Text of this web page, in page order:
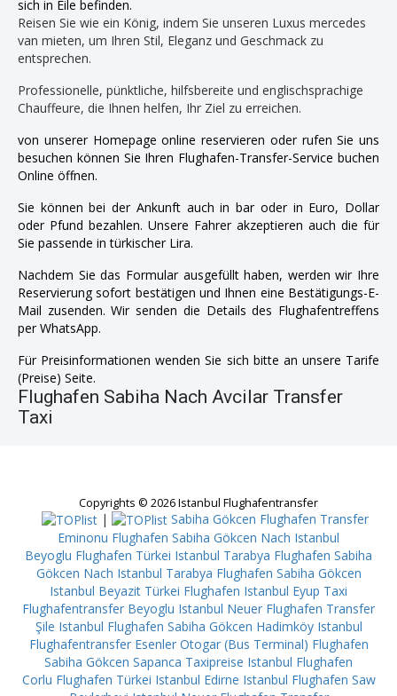
sich in Eile befinden.
Reisen Sie wie ein König, indem Sie unseren Luxus mercedes
van mieten, um Ihren Stil, Eleganz und Geschmack zu
entsprechen.
Professionelle, pünktliche, hilfsbereite und englischsprachige
Chauffeure, die Ihnen helfen, Ihr Ziel zu erreichen.
von unserer Homepage online reservieren oder rufen Sie uns
besuchen können Sie Ihren Flughafen-Transfer-Service buchen
Online öffnen.
Sie können bei der Ankunft auch in bar oder in Euro, Dollar
oder Pfund bezahlen. Unsere Fahrer akzeptieren auch die für
Sie passende in türkischer Lira.
Nachdem Sie das Formular ausgefüllt haben, werden wir Ihre
Reservierung sofort bestätigen und Ihnen eine Bestätigungs-E-
Mail zusenden. Wir senden die Details des Flughafentreffens
per WhatsApp.
Für Preisinformationen wenden Sie sich bitte an unsere Tarife
(Preise) Seite.
Flughafen Sabiha Nach Avcilar Transfer
Taxi
Copyrights © 2026 Istanbul Flughafentransfer
|
Sabiha Gökcen Flughafen Transfer
Eminonu Flughafen Sabiha Gökcen Nach Istanbul
Beyoglu Flughafen Türkei Istanbul Tarabya Flughafen Sabiha
Gökcen Nach Istanbul Tarabya Flughafen Sabiha Gökcen
Istanbul Beyazit Türkei Flughafen Istanbul Eyup Taxi
Flughafentransfer Beyoglu Istanbul Neuer Flughafen Transfer
Şile Istanbul Flughafen Sabiha Gökcen Hadimköy Istanbul
Flughafentransfer Esenler Otogar (Bus Terminal) Flughafen
Sabiha Gökcen Sapanca Taxipreise Istanbul Flughafen
Corlu Flughafen Türkei Istanbul Edirne Istanbul Flughafen Saw